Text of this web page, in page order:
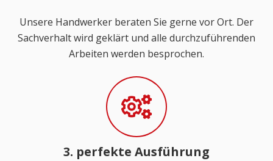
Unsere Handwerker beraten Sie gerne vor Ort. Der
Sachverhalt wird geklärt und alle durchzuführenden
Arbeiten werden besprochen.
3. perfekte Ausführung